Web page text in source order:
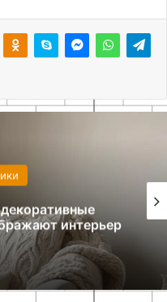
в интерьере:
и гармонию